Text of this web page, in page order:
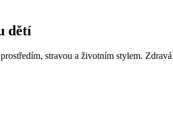
dětí
stravou a životním stylem.